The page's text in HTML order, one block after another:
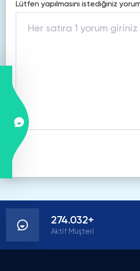
Lütfen yapılmasını istediğiniz
274.032+
Aktif Müşteri